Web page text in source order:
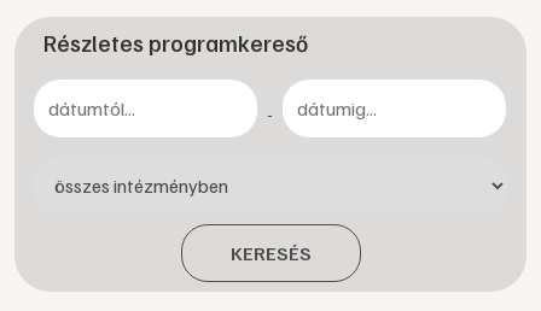
Részletes programkereső
-
KERESÉS